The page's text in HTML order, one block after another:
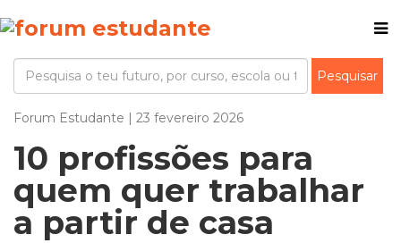
Forum Estudante | 23 fevereiro 2026
10 profissões para
quem quer trabalhar
a partir de casa